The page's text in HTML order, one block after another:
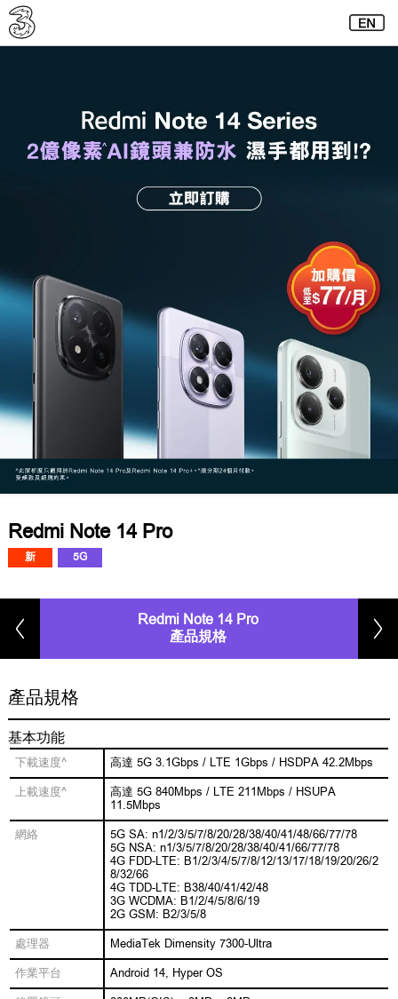
Redmi Note 14 Pro
新 5G
Redmi Note 14 Pro
產品規格
產品規格
基本功能
下載速度^ 高達 5G 3.1Gbps / LTE 1Gbps / HSDPA 42.2Mbps
上載速度^
高達 5G 840Mbps / LTE 211Mbps / HSUPA
11.5Mbps
網絡
5G SA: n1/2/3/5/7/8/20/28/38/40/41/48/66/77/78
5G NSA: n1/3/5/7/8/20/28/38/40/41/66/77/78
4G FDD-LTE: B1/2/3/4/5/7/8/12/13/17/18/19/20/26/2
8/32/66
4G TDD-LTE: B38/40/41/42/48
3G WCDMA: B1/2/4/5/8/6/19
2G GSM: B2/3/5/8
處理器 MediaTek Dimensity 7300-Ultra
作業平台 Android 14, Hyper OS